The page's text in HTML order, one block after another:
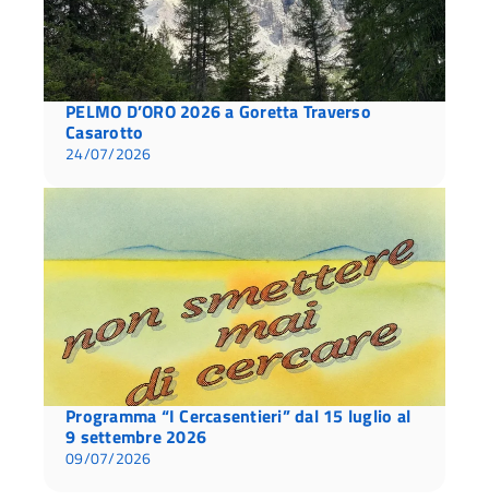
PELMO D’ORO 2026 a Goretta Traverso
Casarotto
24/07/2026
Programma “I Cercasentieri” dal 15 luglio al
9 settembre 2026
09/07/2026